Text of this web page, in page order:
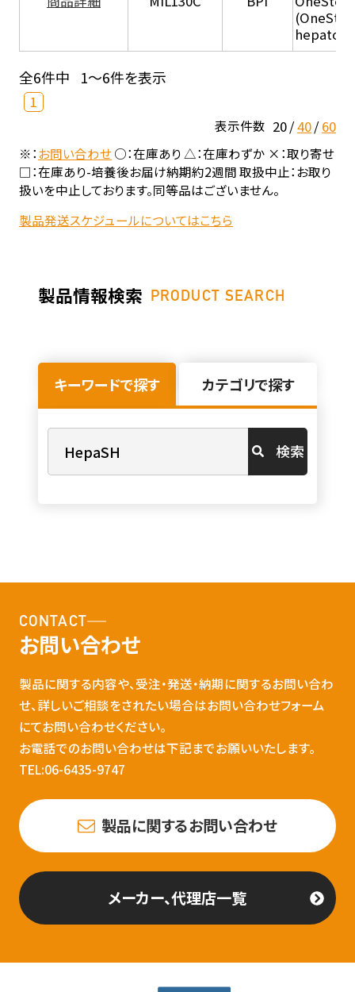
全6件中 1～6件を表示
1
表示件数 20 40 60
※：お問い合わせ○：在庫あり △：在庫わずか ×：取り寄せ
□：在庫あり-培養後お届け納期約2週間 取扱中止：お取り
扱いを中止しております。同等品はございません。
製品発送スケジュールについてはこちら
製品情報検索 PRODUCT SEARCH
キーワードで探す カテゴリで探す
検索
CONTACT
お問い合わせ
製品に関する内容や、受注・発送・納期に関するお問い合わ
せ、詳しいご相談をされたい場合はお問い合わせフォーム
にてお問い合わせください。
お電話でのお問い合わせは下記までお願いいたします。
TEL:06-6435-9747
製品に関するお問い合わせ
メーカー、代理店一覧